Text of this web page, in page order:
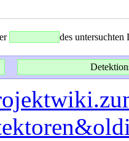
des